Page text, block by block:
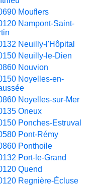
Mouflers
Nampont-Saint-
Neuilly-l'Hôpital
Neuilly-le-Dien
Nouvion
Noyelles-en-
Noyelles-sur-Mer
Oneux
Ponches-Estruval
Pont-Rémy
Ponthoile
Port-le-Grand
Quend
Regnière-Écluse